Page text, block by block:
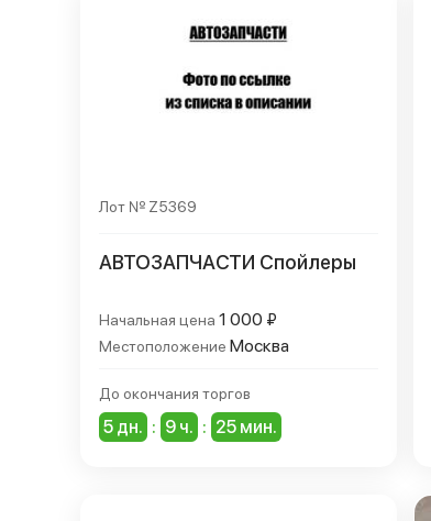
Лот № Z5369
АВТОЗАПЧАСТИ Спойлеры
Начальная цена 1 000 ₽
Местоположение Москва
До окончания торгов
5 дн. : 9 ч. : 25 мин.